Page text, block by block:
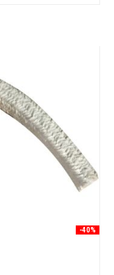
-40%